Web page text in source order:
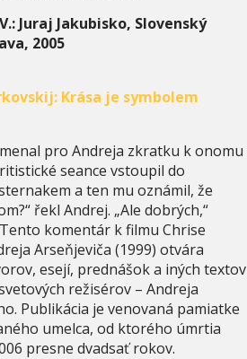
Juraj Jakubisko, Slovenský
2005
Krása je symbolem
pro Andreja zkratku k onomu
seance vstoupil do
a ten mu oznámil, že
řekl Andrej. „Ale dobrých,“
komentár k filmu Chrise
Arseňjeviča (1999) otvára
esejí, prednášok a iných textov
režisérov – Andreja
Publikácia je venovaná pamiatke
umelca, od ktorého úmrtia
presne dvadsať rokov.